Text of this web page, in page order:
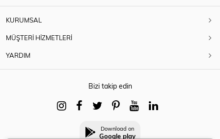
KURUMSAL
MÜŞTERİ HİZMETLERİ
YARDIM
Bizi takip edin
Download on
Google play